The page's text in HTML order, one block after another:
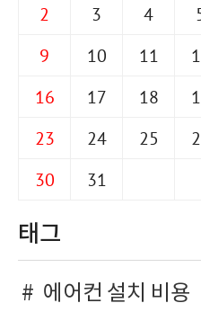
2
3 4
9
10 11
16
17 18
23
24 25
30
31
태그
에어컨 설치 비용